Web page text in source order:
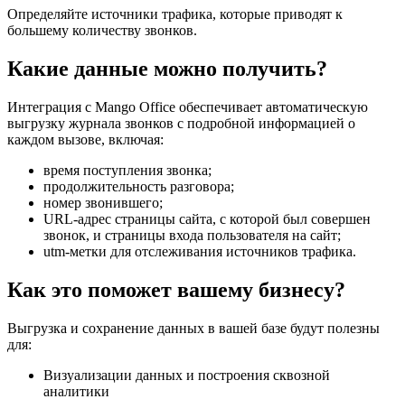
Определяйте источники трафика, которые приводят к
большему количеству звонков.
Какие данные можно получить?
Интеграция с Mango Office обеспечивает автоматическую
выгрузку журнала звонков с подробной информацией о
каждом вызове, включая:
время поступления звонка;
продолжительность разговора;
номер звонившего;
URL-адрес страницы сайта, с которой был совершен
звонок, и страницы входа пользователя на сайт;
utm-метки для отслеживания источников трафика.
Как это поможет вашему бизнесу?
Выгрузка и сохранение данных в вашей базе будут полезны
для:
Визуализации данных и построения сквозной
аналитики